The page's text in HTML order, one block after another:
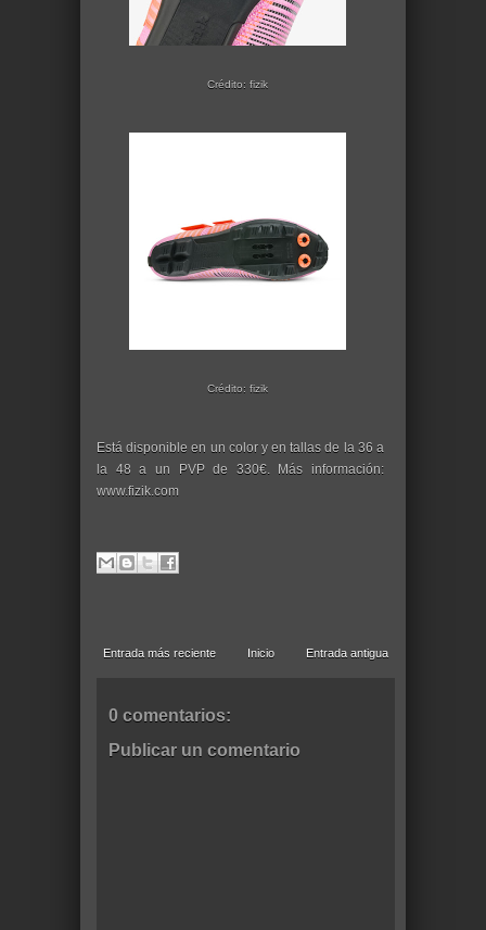
Crédito: fizik
Crédito: fizik
Está disponible en un color y en tallas de la 36 a
la 48 a un PVP de 330€. Más información:
www.fizik.com
Entrada más reciente Entrada antigua
Inicio
0 comentarios:
Publicar un comentario